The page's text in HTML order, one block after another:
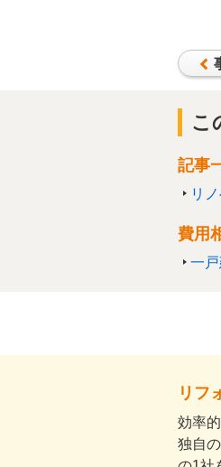
こ
記事
リ
費用
一
リフ
効率
独自